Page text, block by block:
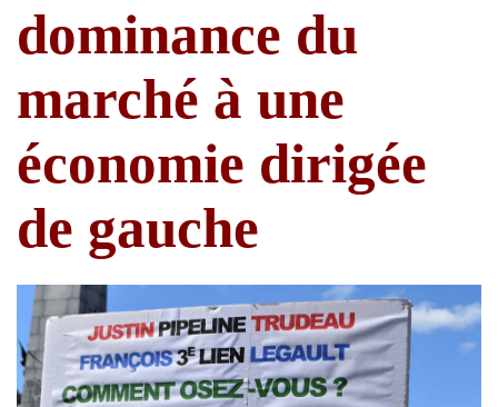
dominance du
marché à une
économie dirigée
de gauche